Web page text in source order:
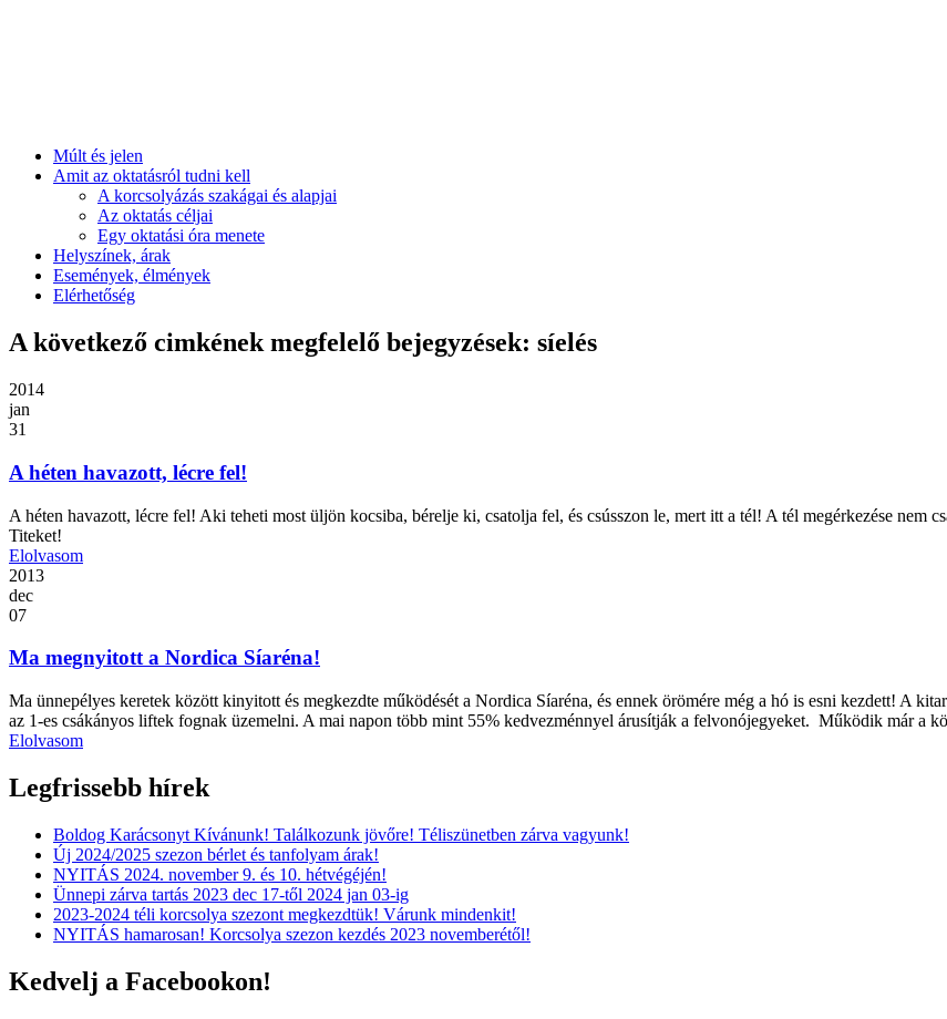
Múlt és jelen
Amit az oktatásról tudni kell
A korcsolyázás szakágai és alapjai
Az oktatás céljai
Egy oktatási óra menete
Helyszínek, árak
Események, élmények
Elérhetőség
A következő cimkének megfelelő bejegyzések: síelés
2014
jan
31
A héten havazott, lécre fel!
A héten havazott, lécre fel! Aki teheti most üljön kocsiba, bérelje ki, csatolja fel, és csússzon le, mert itt a tél! A tél megérkezése nem
Titeket!
Elolvasom
2013
dec
07
Ma megnyitott a Nordica Síaréna!
Ma ünnepélyes keretek között kinyitott és megkezdte működését a Nordica Síaréna, és ennek örömére még a hó is esni kezdett! A
az 1-es csákányos liftek fognak üzemelni. A mai napon több mint 55% kedvezménnyel árusítják a felvonójegyeket. Működik már a
Elolvasom
Legfrissebb hírek
Boldog Karácsonyt Kívánunk! Találkozunk jövőre! Téliszünetben zárva vagyunk!
Új 2024/2025 szezon bérlet és tanfolyam árak!
NYITÁS 2024. november 9. és 10. hétvégéjén!
Ünnepi zárva tartás 2023 dec 17-től 2024 jan 03-ig
2023-2024 téli korcsolya szezont megkezdtük! Várunk mindenkit!
NYITÁS hamarosan! Korcsolya szezon kezdés 2023 novemberétől!
Kedvelj a Facebookon!